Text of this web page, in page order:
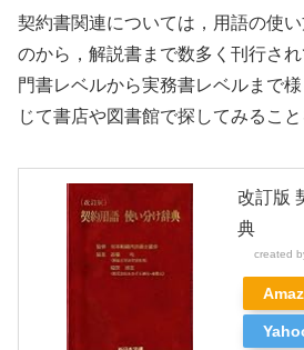
契約書関連については，用語の使
のから，解説書まで数多く刊行さ
門書レベルから実務書レベルまで
じて書店や図書館で探してみること
改訂版
典
created